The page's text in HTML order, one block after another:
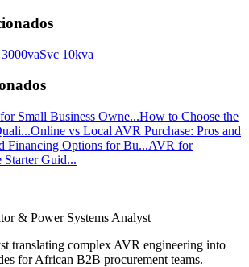
Svc 10kva
Small Business Owne...How to Choose the
Online vs Local AVR Purchase: Pros and
Financing Options for Bu...AVR for
Starter Guid...
& Power Systems Analyst
translating complex AVR engineering into
for African B2B procurement teams.